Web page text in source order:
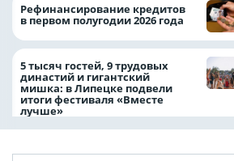
Рефинансирование кредитов
в первом полугодии 2026 года
5 тысяч гостей, 9 трудовых
династий и гигантский
мишка: в Липецке подвели
итоги фестиваля «Вместе
лучше»